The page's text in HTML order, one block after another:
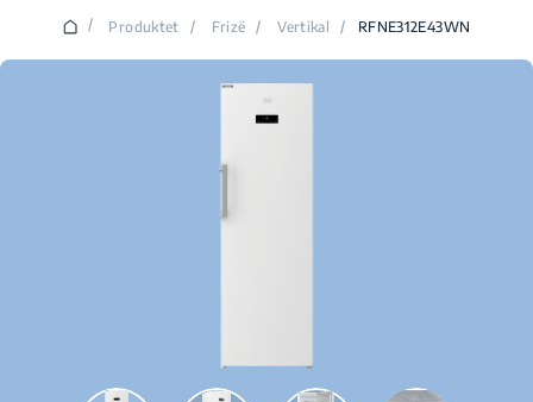
/ Produktet / Frizë / Vertikal / RFNE312E43WN